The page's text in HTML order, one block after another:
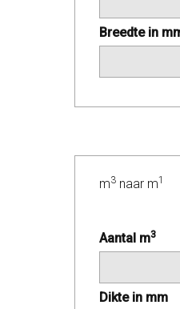
Breedte in
m3naar m1
Aantal m3
Dikte in mm